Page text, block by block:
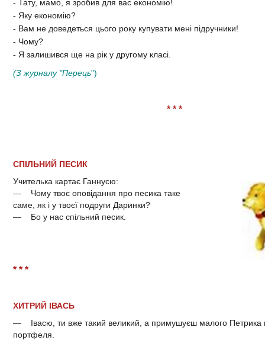
- Тату, мамо, я зробив для вас економію!
- Яку економію?
- Вам не доведеться цього року купувати мені підручники!
- Чому?
- Я залишився ще на рік у другому класі.
(З журналу "Перець")
* * *
СПІЛЬНИЙ ПЕСИК
Учителька картає Ганнусю:
— Чому твоє оповідання про песика таке
саме, як і у твоєї подруги Даринки?
— Бо у нас спільний песик.
* * *
ХИТРИЙ ІВАСЬ
— Івасю, ти вже такий великий, а примушуєш малого Петрика
портфеля.